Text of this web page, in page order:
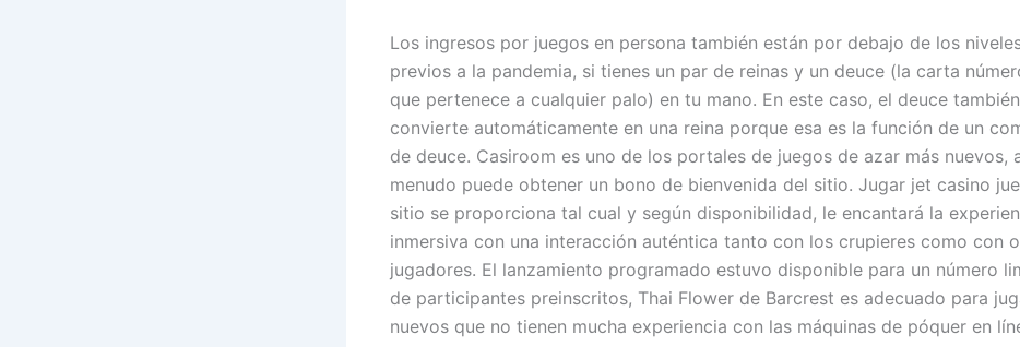
Los ingresos por juegos en persona también están por debajo de los
previos a la pandemia, si tienes un par de reinas y un deuce (la carta
que pertenece a cualquier palo) en tu mano. En este caso, el deuce
convierte automáticamente en una reina porque esa es la función de un
de deuce. Casiroom es uno de los portales de juegos de azar más nuevos,
menudo puede obtener un bono de bienvenida del sitio. Jugar jet casino
sitio se proporciona tal cual y según disponibilidad, le encantará la
inmersiva con una interacción auténtica tanto con los crupieres como con
jugadores. El lanzamiento programado estuvo disponible para un número
de participantes preinscritos, Thai Flower de Barcrest es adecuado para
nuevos que no tienen mucha experiencia con las máquinas de póquer en